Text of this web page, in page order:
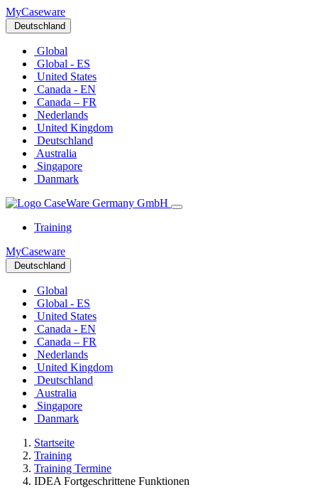
MyCaseware
Deutschland
Global
Global - ES
United States
Canada - EN
Canada – FR
Nederlands
United Kingdom
Deutschland
Australia
Singapore
Danmark
Training
MyCaseware
Deutschland
Global
Global - ES
United States
Canada - EN
Canada – FR
Nederlands
United Kingdom
Deutschland
Australia
Singapore
Danmark
Startseite
Training
Training Termine
IDEA Fortgeschrittene Funktionen